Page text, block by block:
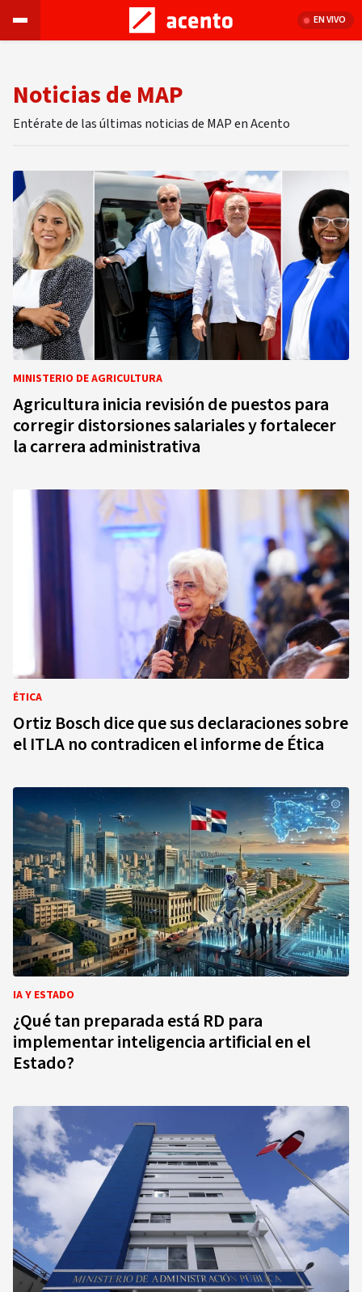
EN VIVO
Noticias de MAP
Entérate de las últimas noticias de MAP en Acento
MINISTERIO DE AGRICULTURA
Agricultura inicia revisión de puestos para
corregir distorsiones salariales y fortalecer
la carrera administrativa
ÉTICA
Ortiz Bosch dice que sus declaraciones sobre
el ITLA no contradicen el informe de Ética
IA Y ESTADO
¿Qué tan preparada está RD para
implementar inteligencia artificial en el
Estado?